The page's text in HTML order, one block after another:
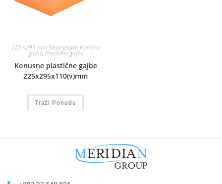
225×295 mm Serije gajbe, Konične
gajbe, Plastične gajbe
Konusne plastične gajbe
225x295x110(v)mm
Traži Ponudu